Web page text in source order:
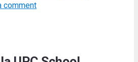
comment